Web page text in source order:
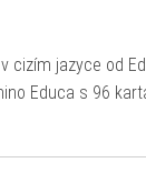
cizím jazyce od
Educa s 96